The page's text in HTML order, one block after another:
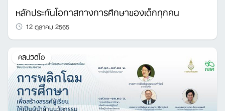
หลักประกันโอกาสทางการศึกษาของเด็กทุกคน
12 ตุลาคม 2565
คลิปวิดีโอ